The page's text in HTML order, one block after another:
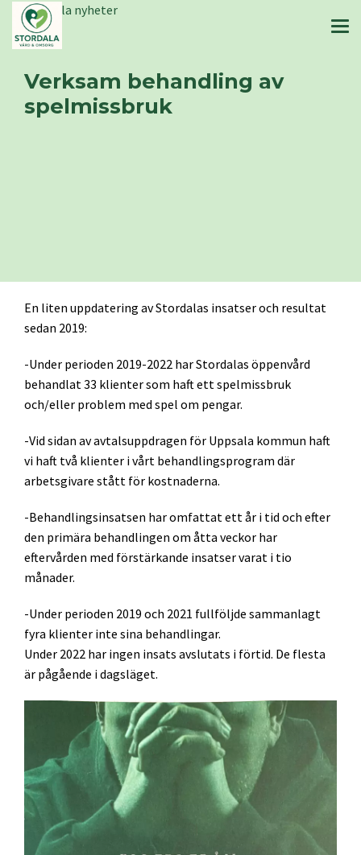
Stordala nyheter
Verksam behandling av
spelmissbruk
En liten uppdatering av Stordalas insatser och resultat
sedan 2019:
-Under perioden 2019-2022 har Stordalas öppenvård
behandlat 33 klienter som haft ett spelmissbruk
och/eller problem med spel om pengar.
-Vid sidan av avtalsuppdragen för Uppsala kommun haft
vi haft två klienter i vårt behandlingsprogram där
arbetsgivare stått för kostnaderna.
-Behandlingsinsatsen har omfattat ett år i tid och efter
den primära behandlingen om åtta veckor har
eftervården med förstärkande insatser varat i tio
månader.
-Under perioden 2019 och 2021 fullföljde sammanlagt
fyra klienter inte sina behandlingar.
Under 2022 har ingen insats avslutats i förtid. De flesta
är pågående i dagsläget.